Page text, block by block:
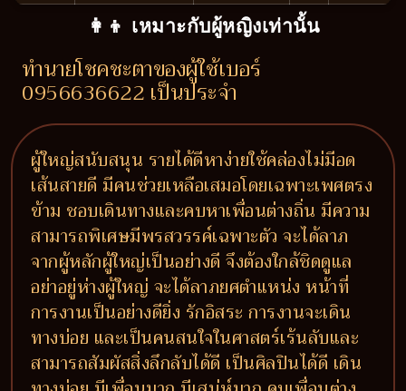
👩‍👦 เหมาะกับผู้หญิงเท่านั้น
ทำนายโชคชะตาของผู้ใช้เบอร์
0956636622 เป็นประจำ
ผู้ใหญ่สนับสนุน รายได้ดีหาง่ายใช้คล่องไม่มีอด
เส้นสายดี มีคนช่วยเหลือเสมอโดยเฉพาะเพศตรง
ข้าม ชอบเดินทางและคบหาเพื่อนต่างถิ่น มีความ
สามารถพิเศษมีพรสวรรค์เฉพาะตัว จะได้ลาภ
จากผู้หลักผู้ใหญ่เป็นอย่างดี จึงต้องใกล้ชิดดูแล
อย่าอยู่ห่างผู้ใหญ่ จะได้ลาภยศตำแหน่ง หน้าที่
การงานเป็นอย่างดียิ่ง รักอิสระ การงานจะเดิน
ทางบ่อย และเป็นคนสนใจในศาสตร์เร้นลับและ
สามารถสัมผัสสิ่งลึกลับได้ดี เป็นศิลปินได้ดี เดิน